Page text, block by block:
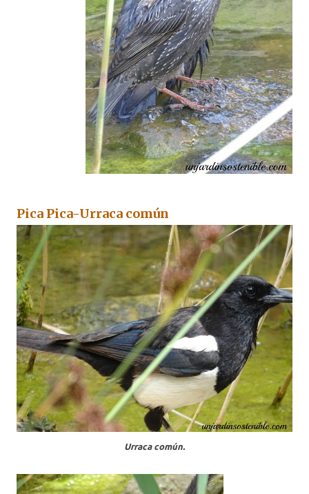
Pica Pica-Urraca común
Urraca común.